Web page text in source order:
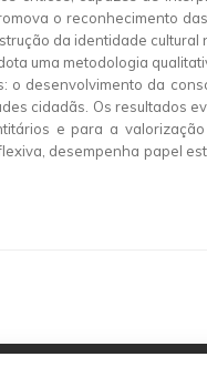
o reconhecimento
da identidade cultural
uma metodologia
o desenvolvimento da
cidadãs. Os resultados
e para a
desempenha papel